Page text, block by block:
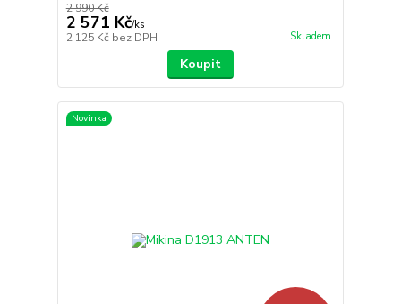
2 990 Kč
2 571 Kč/ks
2 125 Kč bez DPH Skladem
Koupit
Novinka